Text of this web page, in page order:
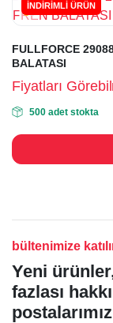
İNDİRİMLİ ÜRÜN
FULLFORCE
BALATASI
Fiyatları
500 adet stokta
bültenimize
Yeni
fazlası